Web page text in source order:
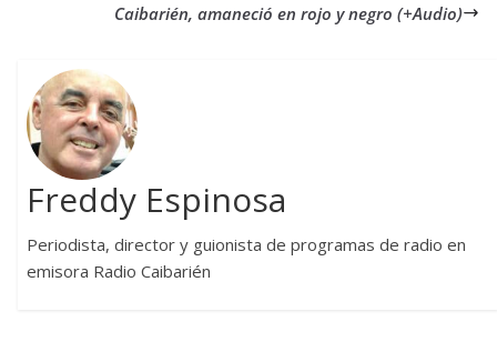
Caibarién, amaneció en rojo y negro (+Audio)
Freddy Espinosa
Periodista, director y guionista de programas de radio en
emisora Radio Caibarién